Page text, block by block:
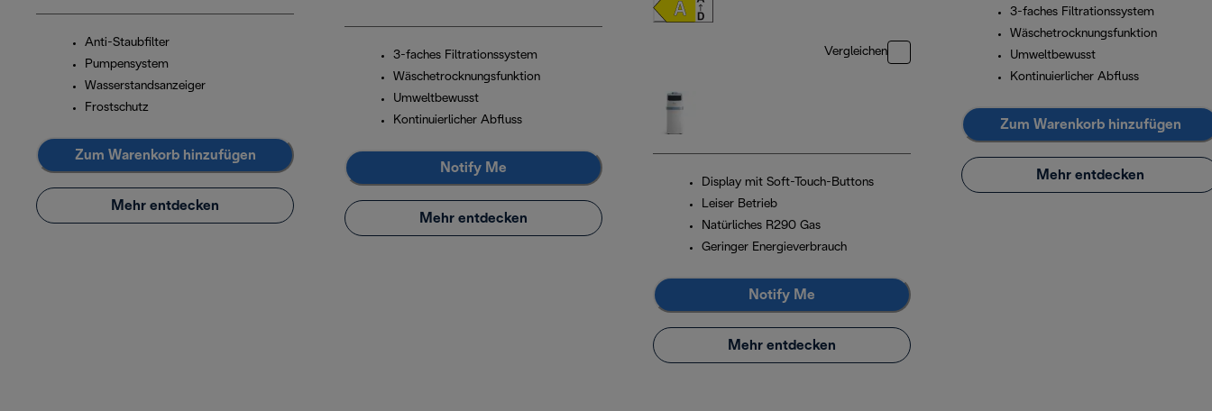
Anti-Staubfilter
Pumpensystem
Wasserstandsanzeiger
Frostschutz
Zum Warenkorb hinzufügen
Mehr entdecken
3-faches Filtrationssystem
Wäschetrocknungsfunktion
Umweltbewusst
Kontinuierlicher Abfluss
Notify Me
Mehr entdecken
Vergleichen
Display mit Soft-Touch-Buttons
Leiser Betrieb
Natürliches R290 Gas
Geringer Energieverbrauch
Notify Me
Mehr entdecken
3-faches Filtrationssystem
Wäschetrocknungsfunktion
Umweltbewusst
Kontinuierlicher Abfluss
Zum Warenkorb hinzufügen
Mehr entdecken